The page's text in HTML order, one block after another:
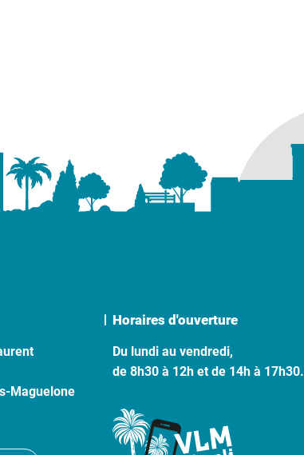
Maguelone
Horaires d'ouverture
Du lundi au vendredi,
de 8h30 à 12h et de 14h à 17h30.